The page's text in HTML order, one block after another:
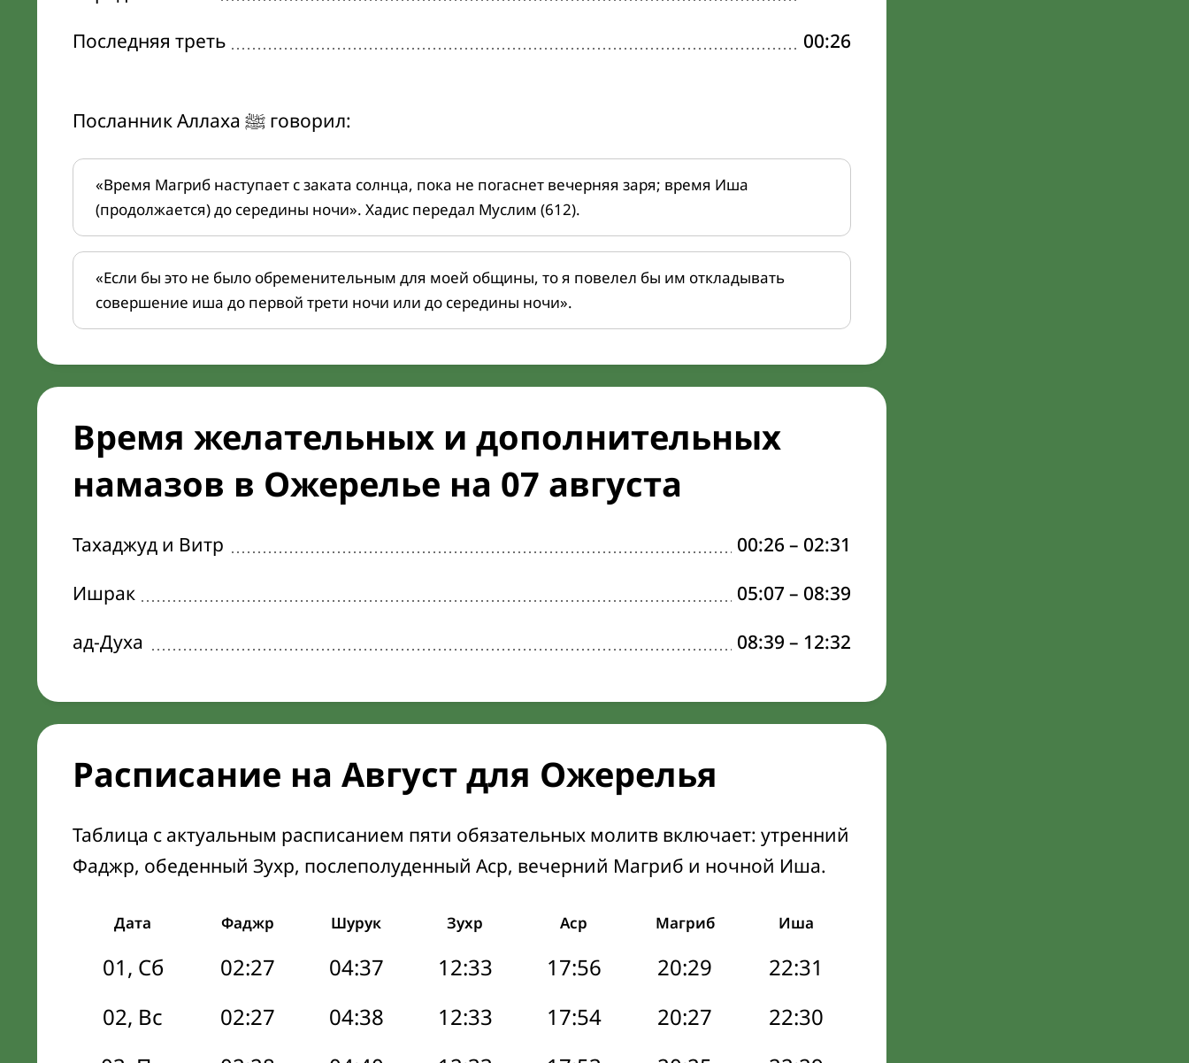
Последняя треть
00:26
Посланник Аллаха ﷺ говорил:
«Время Магриб наступает с заката солнца, пока не погаснет вечерняя заря; время Иша
(продолжается) до середины ночи». Хадис передал Муслим (612).
«Если бы это не было обременительным для моей общины, то я повелел бы им откладывать
совершение иша до первой трети ночи или до середины ночи».
Время желательных и дополнительных
намазов в Ожерелье на 07 августа
Тахаджуд и Витр 00:26 – 02:31
Ишрак
05:07– 08:39
ад-Духа
08:39 – 12:32
Расписание на Август для Ожерелья
Таблица с актуальным расписанием пяти обязательных молитв включает: утренний
Фаджр, обеденный Зухр, послеполуденный Аср, вечерний Магриб и ночной Иша.
Дата Фаджр Шурук Зухр Аср Магриб Иша
01, Сб 02:27 04:37 12:33 17:56 20:29
22:31
02, Вс
02:27 04:38 12:33 17:54 20:27
22:30